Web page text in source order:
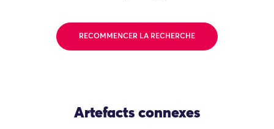
RECOMMENCER LA RECHERCHE
Artefacts connexes